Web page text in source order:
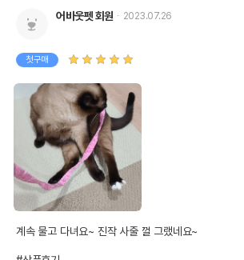
어바웃펫 회원 2023.07.26
첫구매
계속 물고 다녀요~ 진작 사줄 껄 그랬네요~